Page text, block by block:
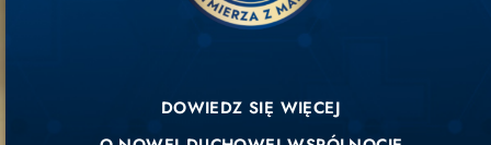
DOWIEDZ SIĘ WIĘCEJ